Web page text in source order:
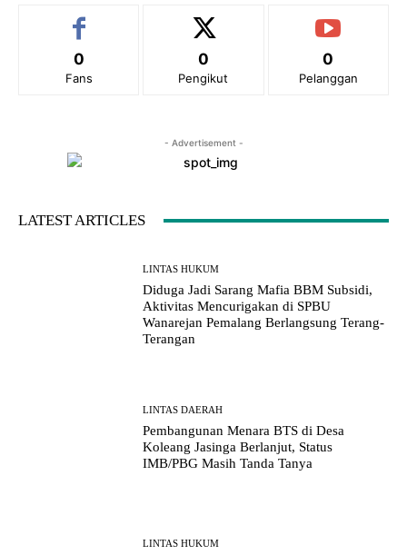
0
Fans
0
Pengikut
0
Pelanggan
- Advertisement -
LATEST ARTICLES
LINTAS HUKUM
Diduga Jadi Sarang Mafia BBM Subsidi,
Aktivitas Mencurigakan di SPBU
Wanarejan Pemalang Berlangsung Terang-
Terangan
LINTAS DAERAH
Pembangunan Menara BTS di Desa
Koleang Jasinga Berlanjut, Status
IMB/PBG Masih Tanda Tanya
LINTAS HUKUM